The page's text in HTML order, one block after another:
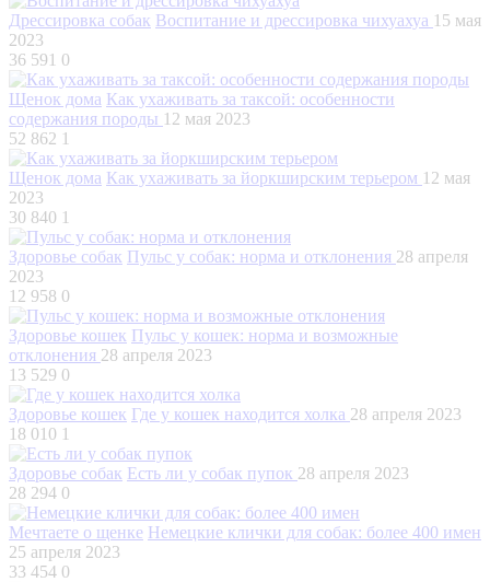
Дрессировка собак Воспитание и дрессировка чихуахуа 15 мая
2023
36 591 0
Щенок дома Как ухаживать за таксой: особенности
содержания породы 12 мая 2023
52 862 1
Щенок дома Как ухаживать за йоркширским терьером 12 мая
2023
30 840 1
Здоровье собак Пульс у собак: норма и отклонения 28 апреля
2023
12 958 0
Здоровье кошек Пульс у кошек: норма и возможные
отклонения 28 апреля 2023
13 529 0
Здоровье кошек Где у кошек находится холка 28 апреля 2023
18 010 1
Здоровье собак Есть ли у собак пупок 28 апреля 2023
28 294 0
Мечтаете о щенке Немецкие клички для собак: более 400 имен
25 апреля 2023
33 454 0